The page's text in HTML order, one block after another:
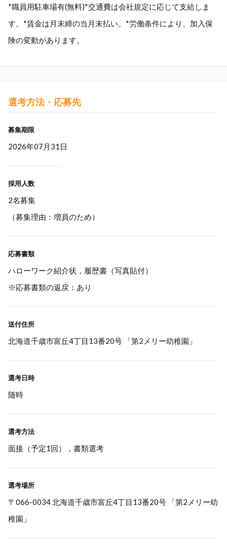
*職員用駐車場有(無料)*交通費は会社規定に応じて支給しま
す。*賃金は月末締の当月末払い。*労働条件により、加入保
険の変動があります。
選考方法・応募先
募集期限
2026年07月31日
採用人数
2名募集
（募集理由：増員のため）
応募書類
ハローワーク紹介状，履歴書（写真貼付）
※応募書類の返戻：あり
送付住所
北海道千歳市富丘4丁目13番20号 「第2メリー幼稚園」
選考日時
随時
選考方法
面接（予定1回），書類選考
選考場所
〒066-0034 北海道千歳市富丘4丁目13番20号 「第2メリー幼
稚園」